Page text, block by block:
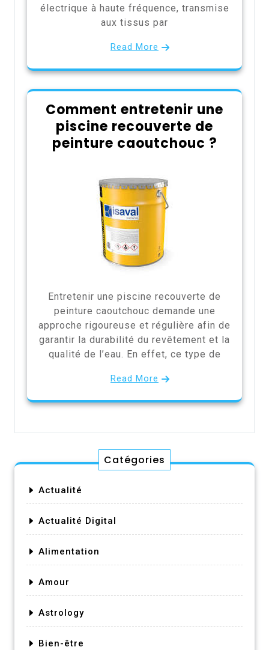
électrique à haute fréquence, transmise
aux tissus par
Read More
Comment entretenir une
piscine recouverte de
peinture caoutchouc ?
Entretenir une piscine recouverte de
peinture caoutchouc demande une
approche rigoureuse et régulière afin de
garantir la durabilité du revêtement et la
qualité de l’eau. En effet, ce type de
Read More
Catégories
Actualité
Actualité Digital
Alimentation
Amour
Astrology
Bien-être